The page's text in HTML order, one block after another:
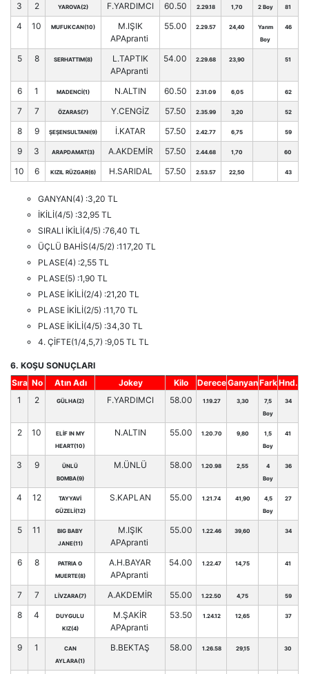
3 2 YAROVA(2) F.YARDIMCI 60.50 2.29.18 1,70 2 Boy 81
4 10 MUFUKCAN(10)
M.IŞIK
APApranti
55.00 2.29.57 24,40
Yarım
Boy
46
5 8 SERHATTIM(8)
L.TAPTIK
APApranti
54.00 2.29.68 23,90 51
6 1 MADENCİ(1) N.ALTIN 60.50 2.31.09 6,05 62
7 7 ÖZARAS(7) Y.CENGİZ 57.50 2.35.99 3,20 52
8 9 ŞEŞENSULTANI(9) İ.KATAR 57.50 2.42.77 6,75 59
9 3 ARAPDAMAT(3) A.AKDEMİR 57.50 2.44.68 1,70 60
10 6 KIZIL RÜZGAR(6) H.SARIDAL 57.50 2.53.57 22,50 43
GANYAN(4) :3,20 TL
İKİLİ(4/5) :32,95 TL
SIRALI İKİLİ(4/5) :76,40 TL
ÜÇLÜ BAHİS(4/5/2) :117,20 TL
PLASE(4) :2,55 TL
PLASE(5) :1,90 TL
PLASE İKİLİ(2/4) :21,20 TL
PLASE İKİLİ(2/5) :11,70 TL
PLASE İKİLİ(4/5) :34,30 TL
4. ÇİFTE(1/4,5,7) :9,05 TL TL
6. KOŞU SONUÇLARI
Sıra No Atın Adı Jokey Kilo DereceGanyanFarkHnd.
1
2 GÜLHA(2) F.YARDIMCI 58.00 1.19.27 3,30
7,5
Boy
34
2 10
ELİF IN MY
HEART(10)
N.ALTIN 55.00 1.20.70 9,80
1,5
Boy
41
3 9
ÜNLÜ
BOMBA(9)
M.ÜNLÜ 58.00 1.20.98 2,55
4
Boy
36
4 12
TAYYAVİ
GÜZELİ(12)
S.KAPLAN 55.00 1.21.74 41,90
4,5
Boy
27
5 11
BIG BABY
JANE(11)
M.IŞIK
APApranti
55.00 1.22.46 39,60 34
6 8
PATRIA O
MUERTE(8)
A.H.BAYAR
APApranti
54.00 1.22.47 14,75 41
7 7 LİVZARA(7) A.AKDEMİR 55.00 1.22.50 4,75 59
8 4
DUYGULU
KIZ(4)
M.ŞAKİR
APApranti
53.50 1.24.12 12,65 37
9 1
CAN
AYLARA(1)
B.BEKTAŞ 58.00 1.26.58 29,15 30